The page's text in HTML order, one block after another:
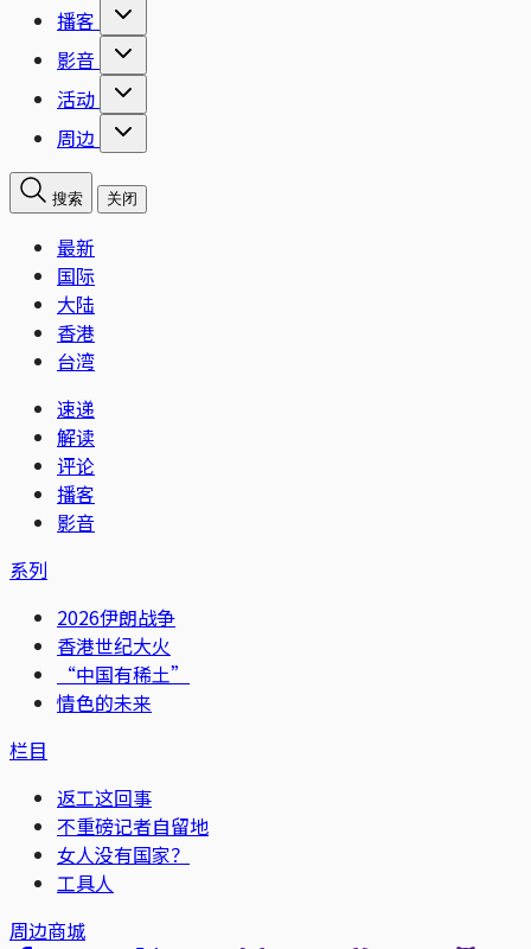
播客
影音
活动
周边
搜索 关闭
最新
国际
大陆
香港
台湾
速递
解读
评论
播客
影音
系列
2026伊朗战争
香港世纪大火
“中国有稀土”
情色的未来
栏目
返工这回事
不重磅记者自留地
女人没有国家？
工具人
周边商城